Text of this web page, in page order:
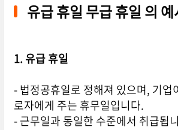
유급 휴일 무급 휴일 의 예
1. 유급 휴일
- 법정공휴일로 정해져 있으며, 기업
로자에게 주는 휴무일입니다.
- 근무일과 동일한 수준에서 취급됩